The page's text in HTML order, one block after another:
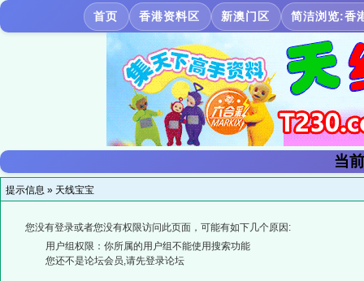
首页 香港资料区 新澳门区 简洁浏览:香
当
提示信息 » 天线宝宝
您没有登录或者您没有权限访问此页面，可能有如下几个原因:
用户组权限：你所属的用户组不能使用搜索功能
您还不是论坛会员,请先登录论坛